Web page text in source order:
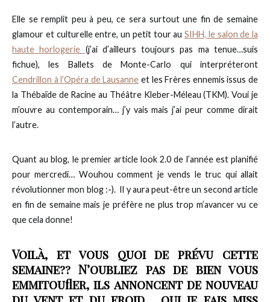
Elle se remplit peu à peu, ce sera surtout une fin de semaine
glamour et culturelle entre, un petit tour au SIHH, le salon de la
haute horlogerie (j’ai d’ailleurs toujours pas ma tenue…suis
fichue), les Ballets de Monte-Carlo qui interpréteront
Cendrillon à l’Opéra de Lausanne et les Frères ennemis issus de
la Thébaïde de Racine au Théâtre Kleber-Méleau (TKM). Voui je
m’ouvre au contemporain… j’y vais mais j’ai peur comme dirait
l’autre.
Quant au blog, le premier article look 2.0 de l’année est planifié
pour mercredi… Wouhou comment je vends le truc qui allait
révolutionner mon blog :-). Il y aura peut-être un second article
en fin de semaine mais je préfère ne plus trop m’avancer vu ce
que cela donne!
Voilà, et vous quoi de prévu cette
semaine?? N’oubliez pas de bien vous
emmitoufler, ils annoncent de nouveau